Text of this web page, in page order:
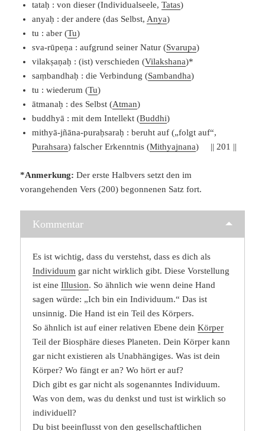
tataḥ : von dieser (Individualseele,Tatas)
anyaḥ : der andere (das Selbst,Anya)
tu : aber (Tu)
sva-rūpeṇa : aufgrund seiner Natur (Svarupa)
vilakṣaṇaḥ : (ist) verschieden (Vilakshana)*
saṃbandhaḥ : die Verbindung (Sambandha)
tu : wiederum (Tu)
ātmanaḥ : des Selbst (Atman)
buddhyā : mit dem Intellekt (Buddhi)
mithyā-jñāna-puraḥsaraḥ : beruht auf („folgt auf“,
Purahsara) falscher Erkenntnis (Mithyajnana) || 201 ||
*Anmerkung: Der erste Halbvers setzt den im
vorangehenden Vers (200) begonnenen Satz fort.
Kommentar
Es ist wichtig, dass du verstehst, dass es dich als
Individuum gar nicht wirklich gibt. Diese Vorstellung
ist eineIllusion. So ähnlich wie wenn deine Hand
sagen würde: „Ich bin ein Individuum.“ Das ist
unsinnig. Die Hand ist ein Teil des Körpers.
So ähnlich ist auf einer relativen Ebene deinKörper
Teil der Biosphäre dieses Planeten. Dein Körper kann
gar nicht existieren als Unabhängiges. Was ist dein
Körper? Wo fängt er an? Wo hört er auf?
Dich gibt es gar nicht als sogenanntes Individuum.
Was von dem, was du denkst und tust ist wirklich so
individuell?
Du bist beeinflusst von den gesellschaftlichen